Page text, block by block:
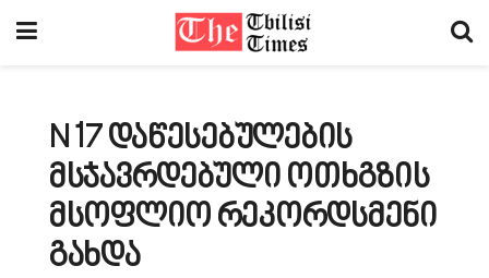
N 17 დაწესებულების
მსჯავრდებული ოთხგზის
მსოფლიო რეკორდსმენი
გახდა